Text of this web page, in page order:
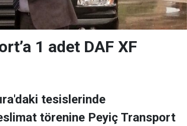
1 adet DAF XF
tesislerinde
törenine Peyiç Transport